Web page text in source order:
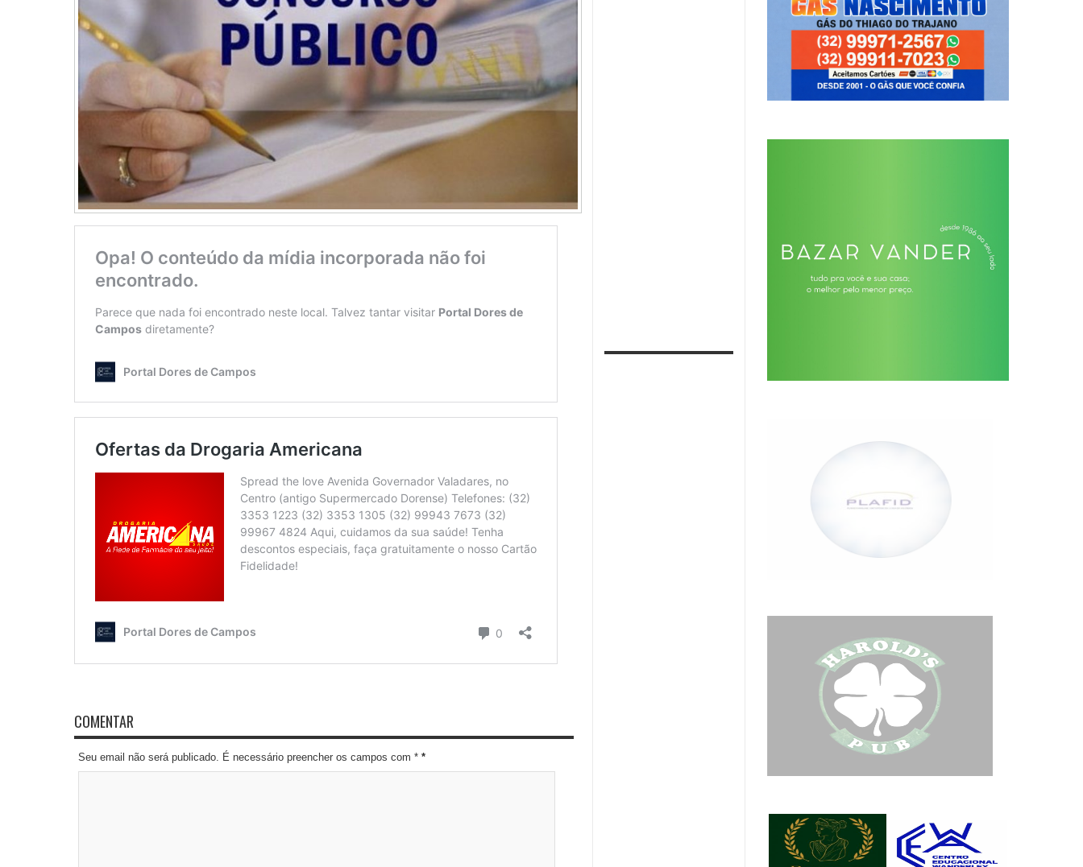
COMENTAR
Seu email não será publicado. É necessário preencher os campos com * *